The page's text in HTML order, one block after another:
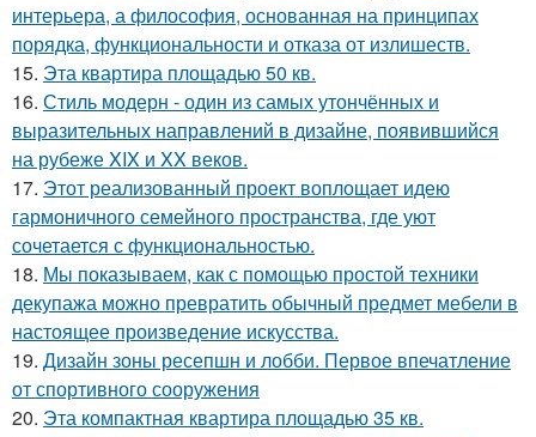
интерьера, а философия, основанная на принципах
порядка, функциональности и отказа от излишеств.
15. Эта квартира площадью 50 кв.
16. Стиль модерн - один из самых утончённых и
выразительных направлений в дизайне, появившийся
на рубеже XIX и XX веков.
17. Этот реализованный проект воплощает идею
гармоничного семейного пространства, где уют
сочетается с функциональностью.
18. Мы показываем, как с помощью простой техники
декупажа можно превратить обычный предмет мебели в
настоящее произведение искусства.
19. Дизайн зоны ресепшн и лобби. Первое впечатление
от спортивного сооружения
20. Эта компактная квартира площадью 35 кв.